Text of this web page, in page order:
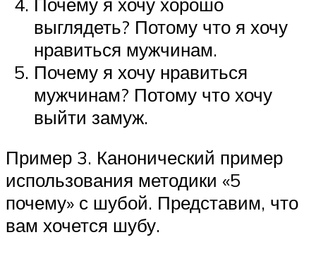
выглядеть? Потому что я хочу
нравиться мужчинам.
Почему я хочу нравиться
мужчинам? Потому что хочу
выйти замуж.
Пример 3. Канонический пример
использования методики «5
почему» с шубой. Представим, что
вам хочется шубу.